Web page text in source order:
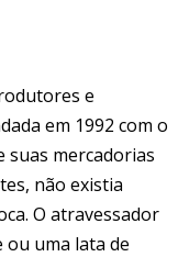
e
em 1992 com o
mercadorias
não existia
O atravessador
ou uma lata de